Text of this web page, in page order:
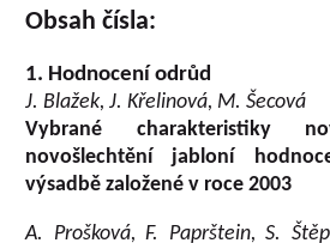
Obsah čísla:
1. Hodnocení odrůd
J. Blažek, J. Křelinová, M. Šecová
Vybrané charakteristiky
novošlechtění jabloní
výsadbě založené v roce 2003
A. Prošková, F. Paprštein, S.